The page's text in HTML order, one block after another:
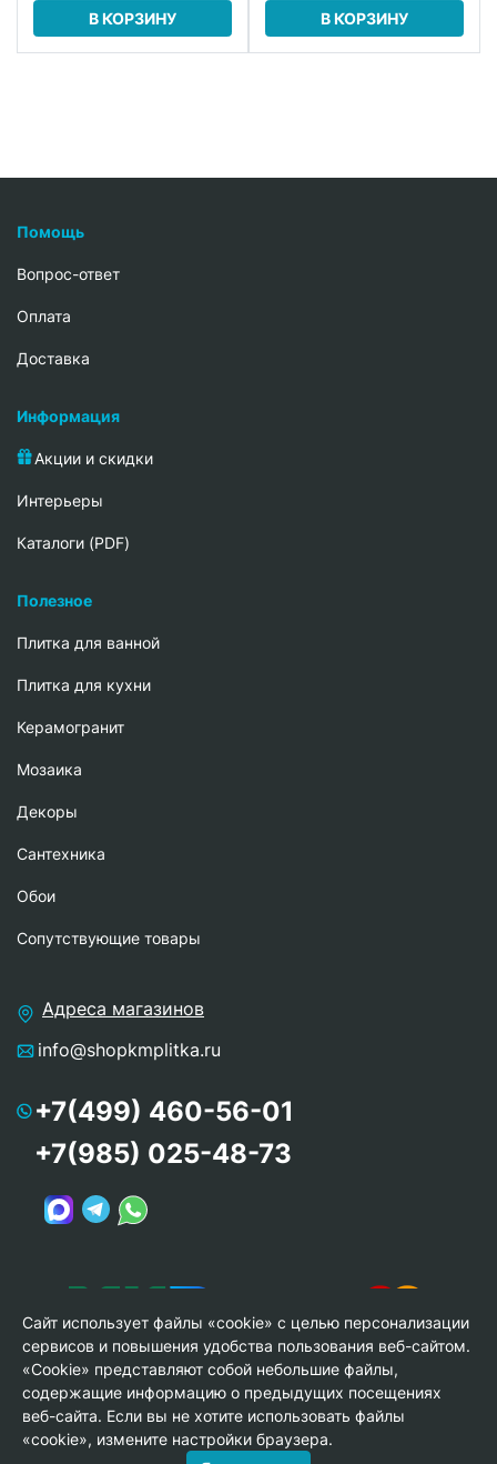
В КОРЗИНУ В КОРЗИНУ
Помощь
Вопрос-ответ
Oплата
Доставка
Информация
Акции и скидки
Интерьеры
Каталоги (PDF)
Полезное
Плитка для ванной
Плитка для кухни
Керамогранит
Мозаика
Декоры
Сантехника
Обои
Сопутствующие товары
Адреса магазинов
info@shopkmplitka.ru
+7(499) 460-56-01
+7(985) 025-48-73
© Copyright 2013-2026 KERAMA MARAZZI, ООО «Гамма
Керамика»
Сайт использует файлы «cookie» с целью персонализации
сервисов и повышения удобства пользования веб-сайтом.
«Cookie» представляют собой небольшие файлы,
содержащие информацию о предыдущих посещениях
веб-сайта. Если вы не хотите использовать файлы
«cookie», измените настройки браузера.